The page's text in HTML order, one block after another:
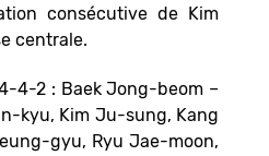
consécutive de Kim
centrale.
4-2 : Baek Jong-beom –
kyu, Kim Ju-sung, Kang
gyu, Ryu Jae-moon,